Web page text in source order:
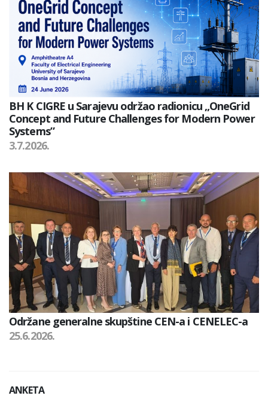
BH K CIGRE u Sarajevu održao radionicu „OneGrid
Concept and Future Challenges for Modern Power
Systems”
3.7.2026.
Održane generalne skupštine CEN-a i CENELEC-a
25.6.2026.
ANKETA